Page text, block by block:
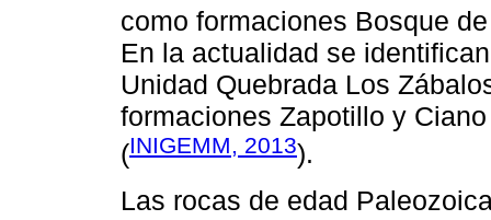
como formaciones Bosque
En la actualidad se
Unidad Quebrada Los
formaciones Zapotillo y
(INIGEMM, 2013).
Las rocas de edad